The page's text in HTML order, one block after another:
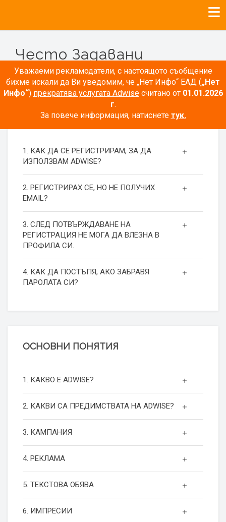
Уважаеми рекламодатели, с настоящото съобщение
бихме искали да Ви уведомим, че „Нет Инфо“ ЕАД („Нет
Инфо“) прекратява услугата Adwiseсчитано от 01.01.2026
г.
За повече информация, натиснете тук.
Често Задавани
Въпроси
РЕГИСТРАЦИЯ
1. КАК ДА СЕ РЕГИСТРИРАМ, ЗА ДА
ИЗПОЛЗВАМ ADWISE?
2. РЕГИСТРИРАХ СЕ, НО НЕ ПОЛУЧИХ
EMAIL?
3. СЛЕД ПОТВЪРЖДАВАНЕ НА
РЕГИСТРАЦИЯ НЕ МОГА ДА ВЛЕЗНА В
ПРОФИЛА СИ.
4. КАК ДА ПОСТЪПЯ, АКО ЗАБРАВЯ
ПАРОЛАТА СИ?
ОСНОВНИ ПОНЯТИЯ
1. КАКВО Е ADWISE?
2. КАКВИ СА ПРЕДИМСТВАТА НА ADWISE?
3. КАМПАНИЯ
4. РЕКЛАМА
5. ТЕКСТОВА ОБЯВА
6. ИМПРЕСИИ